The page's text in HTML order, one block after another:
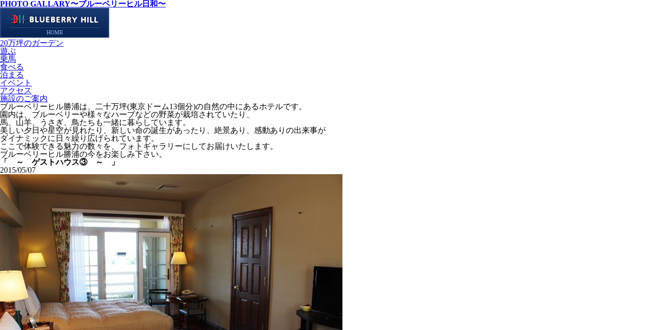
PHOTO GALLARY〜ブルーベリーヒル日和〜
20万坪のガーデン
遊ぶ
乗馬
食べる
泊まる
イベント
アクセス
施設のご案内
ブルーベリーヒル勝浦は、二十万坪(東京ドーム13個分)の自然の中にあるホテルです。
園内は、ブルーベリーや様々なハーブなどの野菜が栽培されていたり、
馬、山羊、うさぎ、鳥たちも一緒に暮らしています。
美しい夕日や星空が見れたり、新しい命の誕生があったり、絶景あり、感動ありの出来事が
ダイナミックに日々繰り広げられています。
ここで体験できる魅力の数々を、フォトギャラリーにしてお届けいたします。
ブルーベリーヒル勝浦の今をお楽しみ下さい。
「 ～ ゲストハウス③ ～ 」
2015/05/07